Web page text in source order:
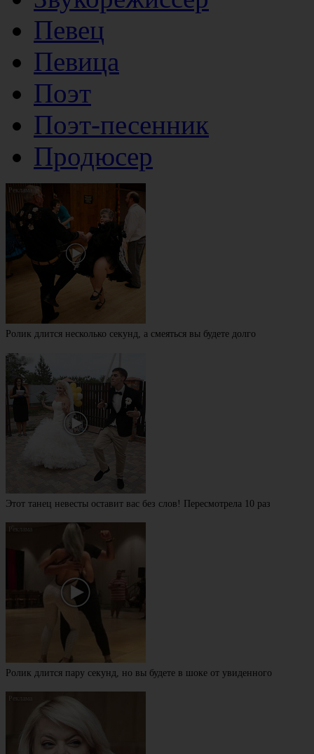
Певец
Певица
Поэт
Поэт-песенник
Продюсер
Ролик длится несколько секунд, а смеяться вы будете долго
Этот танец невесты оставит вас без слов! Пересмотрела 10 раз
Ролик длится пару секунд, но вы будете в шоке от увиденного